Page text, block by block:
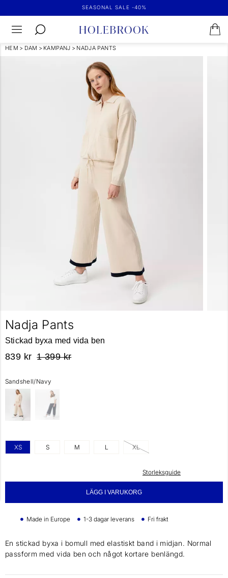
SEASONAL SALE -40%
HEM > DAM > KAMPANJ > NADJA PANTS
Nadja Pants
Stickad byxa med vida ben
839 kr 1 399 kr
Sandshell/Navy
XS S M L XL
Storleksguide
LÄGG I VARUKORG
Made in Europe 1-3 dagar leverans Fri frakt
En stickad byxa i bomull med elastiskt band i midjan. Normal
passform med vida ben och något kortare benlängd.